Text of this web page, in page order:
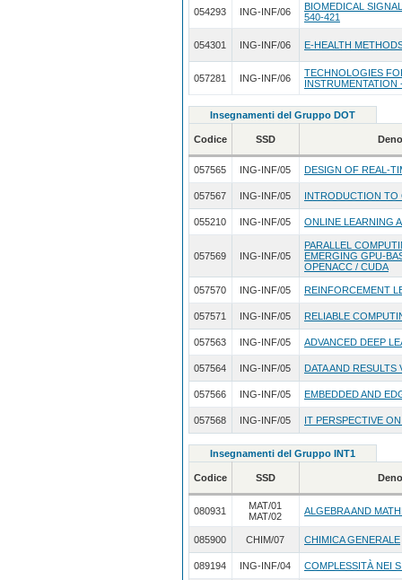
054293 ING-INF/06
BIOMEDICAL
540-421
054301 ING-INF/06 E-HEALTH
057281 ING-INF/06
TECHNOLOGIES
INSTRUMENTATION
Insegnamenti del Gruppo DOT
Codice SSD
057565 ING-INF/05 DESIGN OF REAL-
057567 ING-INF/05 INTRODUCTION TO
055210 ING-INF/05 ONLINE LEARNING
057569 ING-INF/05
PARALLEL
EMERGING GPU-
OPENACC / CUDA
057570 ING-INF/05 REINFORCEMENT
057571 ING-INF/05 RELIABLE
057563 ING-INF/05 ADVANCED DEEP
057564 ING-INF/05 DATA AND RESULTS
057566 ING-INF/05 EMBEDDED AND
057568 ING-INF/05 IT PERSPECTIVE
Insegnamenti del Gruppo INT1
Codice SSD
080931
MAT/01
MAT/02
ALGEBRA AND
085900 CHIM/07 CHIMICA GENERALE
089194 ING-INF/04 COMPLESSITÀ NEI